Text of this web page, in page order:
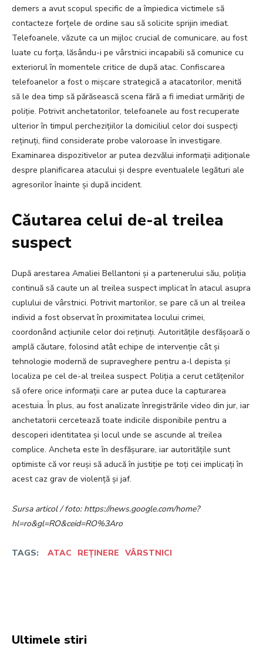
demers a avut scopul specific de a împiedica victimele să
contacteze forțele de ordine sau să solicite sprijin imediat.
Telefoanele, văzute ca un mijloc crucial de comunicare, au fost
luate cu forța, lăsându-i pe vârstnici incapabili să comunice cu
exteriorul în momentele critice de după atac. Confiscarea
telefoanelor a fost o mișcare strategică a atacatorilor, menită
să le dea timp să părăsească scena fără a fi imediat urmăriți de
poliție. Potrivit anchetatorilor, telefoanele au fost recuperate
ulterior în timpul perchezițiilor la domiciliul celor doi suspecți
reținuți, fiind considerate probe valoroase în investigare.
Examinarea dispozitivelor ar putea dezvălui informații adiționale
despre planificarea atacului și despre eventualele legături ale
agresorilor înainte și după incident.
Căutarea celui de-al treilea
suspect
După arestarea Amaliei Bellantoni și a partenerului său, poliția
continuă să caute un al treilea suspect implicat în atacul asupra
cuplului de vârstnici. Potrivit martorilor, se pare că un al treilea
individ a fost observat în proximitatea locului crimei,
coordonând acțiunile celor doi reținuți. Autoritățile desfășoară o
amplă căutare, folosind atât echipe de intervenție cât și
tehnologie modernă de supraveghere pentru a-l depista și
localiza pe cel de-al treilea suspect. Poliția a cerut cetățenilor
să ofere orice informații care ar putea duce la capturarea
acestuia. În plus, au fost analizate înregistrările video din jur, iar
anchetatorii cercetează toate indicile disponibile pentru a
descoperi identitatea și locul unde se ascunde al treilea
complice. Ancheta este în desfășurare, iar autoritățile sunt
optimiste că vor reuși să aducă în justiție pe toți cei implicați în
acest caz grav de violență și jaf.
Sursa articol / foto: https://news.google.com/home?
hl=ro&gl=RO&ceid=RO%3Aro
TAGS: ATAC REȚINERE VÂRSTNICI
Ultimele stiri